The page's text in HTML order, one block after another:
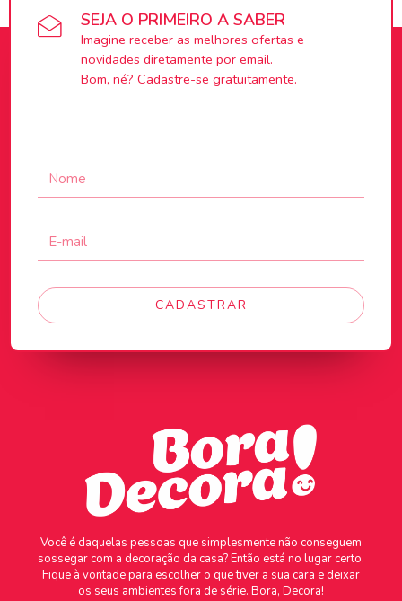
SEJA O PRIMEIRO A SABER
Imagine receber as melhores ofertas e
novidades diretamente por email.
Bom, né? Cadastre-se gratuitamente.
CADASTRAR
Você é daquelas pessoas que simplesmente não conseguem
sossegar com a decoração da casa? Então está no lugar certo.
Fique à vontade para escolher o que tiver a sua cara e deixar
os seus ambientes fora de série. Bora, Decora!